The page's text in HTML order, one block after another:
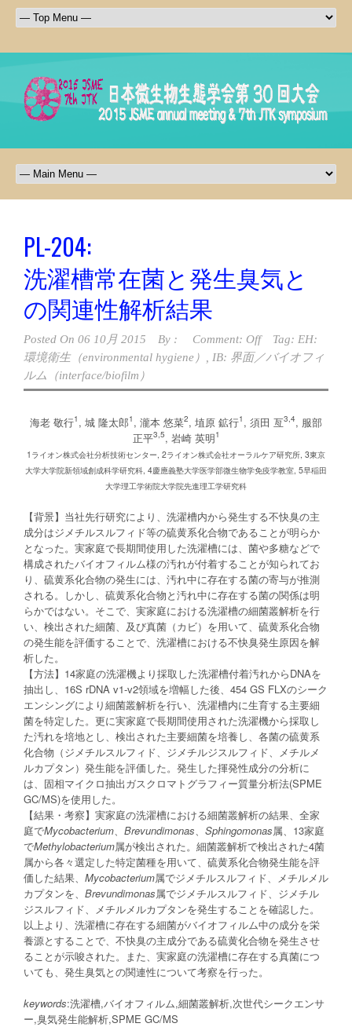
PL-204:
洗濯槽常在菌と発生臭気と
の関連性解析結果
Posted On 06 10月 2015 By : Comment: Off Tag: EH:
環境衛生（environmental hygiene）
IB: 界面／バイオフィ
ルム（interface/biofilm）
海老 敬行1 , 城 隆太郎1 , 瀧本 悠菜2, 埴原 鉱行1 , 須田 亙3,4, 服部
正平3,5, 岩崎 英明1
1ライオン株式会社分析技術センター, 2ライオン株式会社オーラルケア研究所, 3東京
大学大学院新領域創成科学研究科, 4慶應義塾大学医学部微生物学免疫学教室, 5早稲田
大学理工学術院大学院先進理工学研究科
【背景】当社先行研究により、洗濯槽内から発生する不快臭の主
成分はジメチルスルフィド等の硫黄系化合物であることが明らか
となった。実家庭で長期間使用した洗濯槽には、菌や多糖などで
構成されたバイオフィルム様の汚れが付着することが知られてお
り、硫黄系化合物の発生には、汚れ中に存在する菌の寄与が推測
される。しかし、硫黄系化合物と汚れ中に存在する菌の関係は明
らかではない。そこで、実家庭における洗濯槽の細菌叢解析を行
い、検出された細菌、及び真菌（カビ）を用いて、硫黄系化合物
の発生能を評価することで、洗濯槽における不快臭発生原因を解
析した。
【方法】14家庭の洗濯機より採取した洗濯槽付着汚れからDNAを
抽出し、16S rDNA v1-v2領域を増幅した後、454 GS FLXのシーク
エンシングにより細菌叢解析を行い、洗濯槽内に生育する主要細
菌を特定した。更に実家庭で長期間使用された洗濯機から採取し
た汚れを培地とし、検出された主要細菌を培養し、各菌の硫黄系
化合物（ジメチルスルフィド、ジメチルジスルフィド、メチルメ
ルカプタン）発生能を評価した。発生した揮発性成分の分析に
は、固相マイクロ抽出ガスクロマトグラフィー質量分析法(SPME
GC/MS)を使用した。
【結果・考察】実家庭の洗濯槽における細菌叢解析の結果、全家
庭でMycobacterium Brevundimonas Sphingomonas属、13家庭
でMethylobacterium属が検出された。細菌叢解析で検出された4菌
属から各々選定した特定菌種を用いて、硫黄系化合物発生能を評
価した結果、 Mycobacterium属でジメチルスルフィド、メチルメル
カプタンを、 Brevundimonas属でジメチルスルフィド、ジメチル
ジスルフィド、メチルメルカプタンを発生することを確認した。
以上より、洗濯槽に存在する細菌がバイオフィルム中の成分を栄
養源とすることで、不快臭の主成分である硫黄化合物を発生させ
ることが示唆された。また、実家庭の洗濯槽に存在する真菌につ
いても、発生臭気との関連性について考察を行った。
keywords:洗濯槽,バイオフィルム,細菌叢解析,次世代シークエンサ
ー,臭気発生能解析,SPME GC/MS